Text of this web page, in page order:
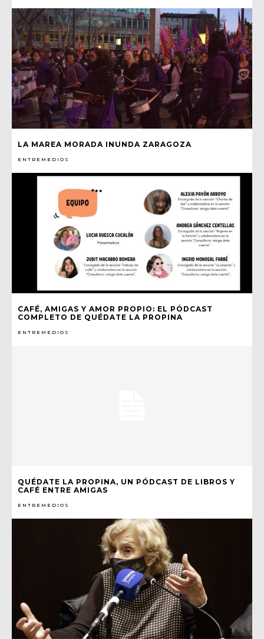
LA MAREA MORADA INUNDA ZARAGOZA
ENTREMEDIOS
CAFÉ, AMIGAS Y AMOR PROPIO: EL PÓDCAST
COMPLETO DE QUÉDATE LA PROPINA
ENTREMEDIOS
QUÉDATE LA PROPINA, UN PÓDCAST DE LIBROS Y
CAFÉ ENTRE AMIGAS
ENTREMEDIOS